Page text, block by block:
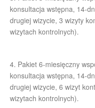
konsultacja wstępna, 14-
drugiej wizycie, 3 wizyty
wizytach kontrolnych).
4. Pakiet 6-miesięczny
konsultacja wstępna, 14-
drugiej wizycie, 6 wizyt
wizytach kontrolnych).